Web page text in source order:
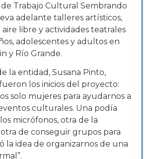
de Trabajo Cultural Sembrando
adelante talleres artísticos,
aire libre y actividades teatrales
adolescentes y adultos en
y Río Grande.
la entidad, Susana Pinto,
los inicios del proyecto:
solo mujeres para ayudarnos a
culturales. Una podía
micrófonos, otra de la
de conseguir grupos para
la idea de organizarnos de una